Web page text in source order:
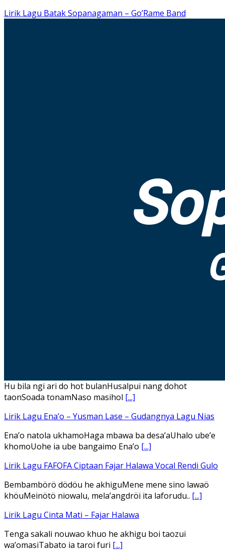
Lirik Lagu Batak Sopanagaman – Go’Rame Band
Hu bila ngi ari do hot bulanHusalpui nang dohot
taonSoada tonamNaso masihol [...]
Lirik Lagu Ena’o – Yusman Lase – Gudangnya Lagu Nias